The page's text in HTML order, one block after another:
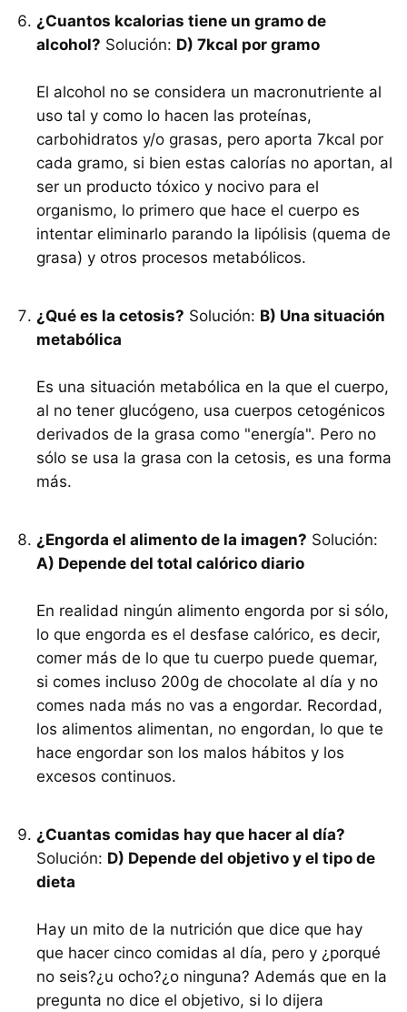
¿Cuantos kcalorias tiene un gramo de
alcohol? Solución: D) 7kcal por gramo
El alcohol no se considera un macronutriente al
uso tal y como lo hacen las proteínas,
carbohidratos y/o grasas, pero aporta 7kcal por
cada gramo, si bien estas calorías no aportan, al
ser un producto tóxico y nocivo para el
organismo, lo primero que hace el cuerpo es
intentar eliminarlo parando la lipólisis (quema de
grasa) y otros procesos metabólicos.
¿Qué es la cetosis? Solución: B) Una situación
metabólica
Es una situación metabólica en la que el cuerpo,
al no tener glucógeno, usa cuerpos cetogénicos
derivados de la grasa como "energía". Pero no
sólo se usa la grasa con la cetosis, es una forma
más.
¿Engorda el alimento de la imagen? Solución:
A) Depende del total calórico diario
En realidad ningún alimento engorda por si sólo,
lo que engorda es el desfase calórico, es decir,
comer más de lo que tu cuerpo puede quemar,
si comes incluso 200g de chocolate al día y no
comes nada más no vas a engordar. Recordad,
los alimentos alimentan, no engordan, lo que te
hace engordar son los malos hábitos y los
excesos continuos.
¿Cuantas comidas hay que hacer al día?
Solución: D) Depende del objetivo y el tipo de
dieta
Hay un mito de la nutrición que dice que hay
que hacer cinco comidas al día, pero y ¿porqué
no seis?¿u ocho?¿o ninguna? Además que en la
pregunta no dice el objetivo, si lo dijera